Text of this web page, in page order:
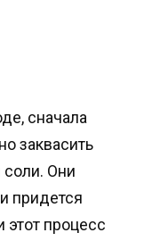
сначала
заквасить
соли. Они
придется
этот процесс